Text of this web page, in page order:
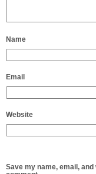
Name
Email
Website
Save my name, email,